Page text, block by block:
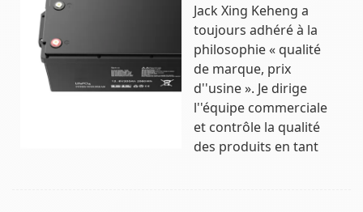
Jack Xing Keheng a
toujours adhéré à la
philosophie « qualité
de marque, prix
d''usine ». Je dirige
l''équipe commerciale
et contrôle la qualité
des produits en tant